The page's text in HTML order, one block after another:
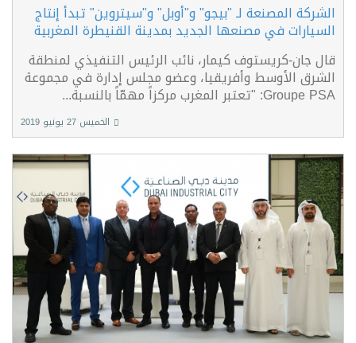
الشركة المصنعة لـ "بيجو" و"أوبل" و"سيتروين" تبدأ إنتاج
السيارات في مصنعها الجديد بمدينة القنيطرة المغربية
قال جان-كريستوف كيمار، نائب الرئيس التنفيذي لمنطقة
الشرق الأوسط وأفريقيا، وعضو مجلس إدارة في مجموعة
Groupe PSA: "تعتبر المغرب مركزاً مهمّاً بالنسبة...
الخميس 27 يونيو 2019